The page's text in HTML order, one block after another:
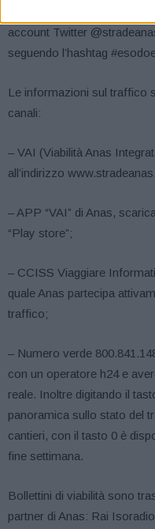
account Twitter
seguendo l’hashtag
Le informazioni sul traffico
canali:
– VAI (Viabilità Anas
all’indirizzo
– APP “VAI” di Anas,
“Play store”;
– CCISS Viaggiare
quale Anas partecipa
traffico;
– Numero verde
con un operatore h24 e
reale. Inoltre digitando il
panoramica sullo stato del
cantieri, con il tasto 0 è
fine settimana.
Bollettini di viabilità sono
partner di Anas: Rai